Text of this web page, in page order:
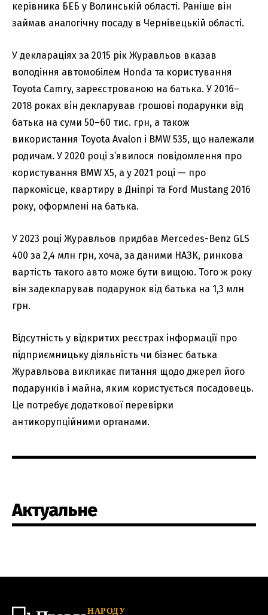
керівника БЕБ у Волинській області. Раніше він
займав аналогічну посаду в Чернівецькій області.
У деклараціях за 2015 рік Журавльов вказав
володіння автомобілем Honda та користування
Toyota Camry, зареєстрованою на батька. У 2016–
2018 роках він декларував грошові подарунки від
батька на суми 50–60 тис. грн, а також
використання Toyota Avalon і BMW 535, що належали
родичам. У 2020 році з’явилося повідомлення про
користування BMW X5, а у 2021 році — про
паркомісце, квартиру в Дніпрі та Ford Mustang 2016
року, оформлені на батька.
У 2023 році Журавльов придбав Mercedes-Benz GLS
400 за 2,4 млн грн, хоча, за даними НАЗК, ринкова
вартість такого авто може бути вищою. Того ж року
він задекларував подарунок від батька на 1,3 млн
грн.
Відсутність у відкритих реєстрах інформації про
підприємницьку діяльність чи бізнес батька
Журавльова викликає питання щодо джерел його
подарунків і майна, яким користується посадовець.
Це потребує додаткової перевірки
антикорупційними органами.
Актуальне
НАРОДУ